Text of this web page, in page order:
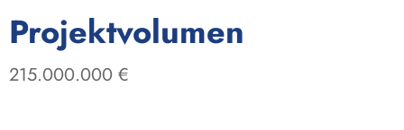
Projektvolumen
215.000.000 €